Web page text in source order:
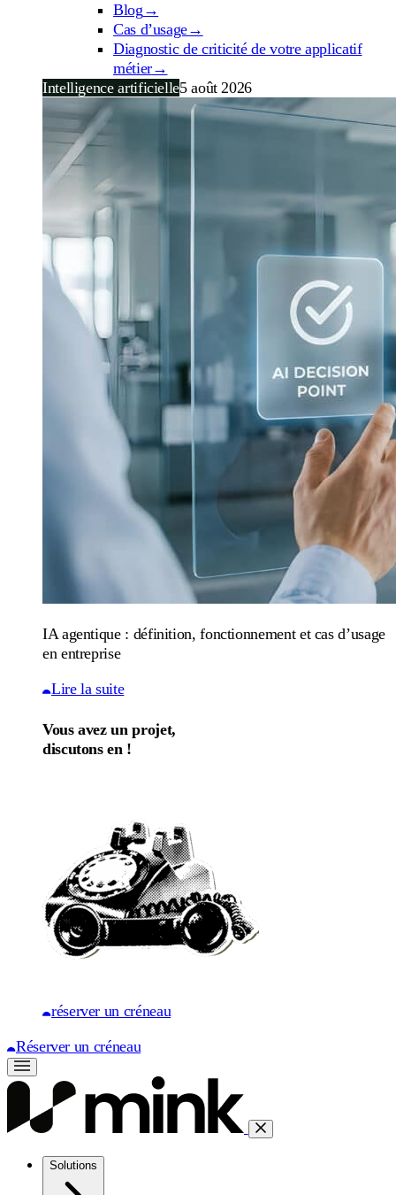
Blog →
Cas d’usage→
Diagnostic de criticité de votre applicatif
métier→
Intelligence artificielle5 août 2026
IA agentique : définition, fonctionnement et cas d’usage
en entreprise
Lire la suite
Vous avez un projet,
discutons en !
réserver un créneau
Réserver un créneau
Solutions